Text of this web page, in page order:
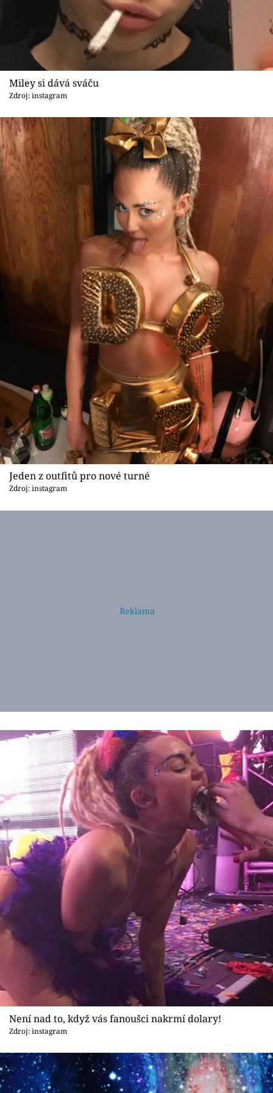
Videa
Sledujte prima+
Přihlášení
Sledujte nás
Miley si dává sváču
Zdroj: instagram
Jeden z outfitů pro nové turné
Zdroj: instagram
Není nad to, když vás fanoušci nakrmí dolary!
Zdroj: instagram